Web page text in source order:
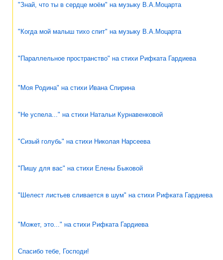
"Знай, что ты в сердце моём" на музыку В.А.Моцарта
"Когда мой малыш тихо спит" на музыку В.А.Моцарта
"Параллельное пространство" на стихи Рифката Гардиева
"Моя Родина" на стихи Ивана Спирина
"Не успела..." на стихи Натальи Курнавенковой
"Сизый голубь" на стихи Николая Нарсеева
"Пишу для вас" на стихи Елены Быковой
"Шелест листьев сливается в шум" на стихи Рифката Гардиева
"Может, это..." на стихи Рифката Гардиева
Спасибо тебе, Господи!